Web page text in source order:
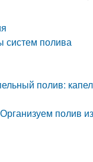
систем полива
полив:
полив